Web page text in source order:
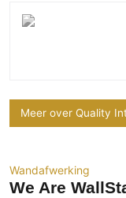
Meer over Quality
Wandafwerking
We Are